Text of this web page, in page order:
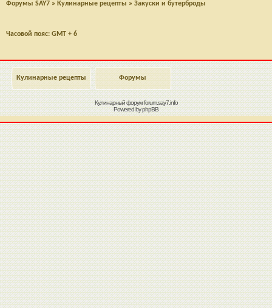
Форумы SAY7 » Кулинарные рецепты » Закуски и бутерброды
Часовой пояс: GMT + 6
Кулинарные рецепты Форумы
Кулинарный форумforum.say7.info
Powered byphpBB